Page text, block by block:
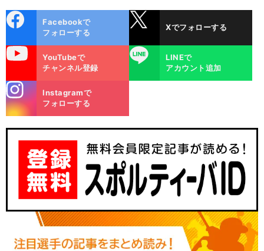
ok
Facebookで
フォローする
Xでフォローする
YouTubeで
チャンネル登録
LINE
LINEで
アカウント追加
m
Instagramで
フォローする